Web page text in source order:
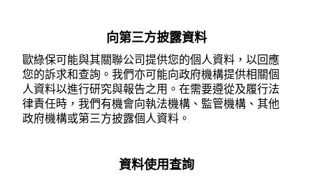
向第三方披露資料
歐綠保可能與其關聯公司提供您的個人資料，以回應
您的訴求和查詢。我們亦可能向政府機構提供相關個
人資料以進行研究與報告之用。在需要遵從及履行法
律責任時，我們有機會向執法機構、監管機構、其他
政府機構或第三方披露個人資料。
資料使用查詢